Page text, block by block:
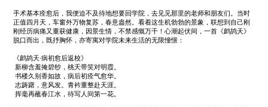
手术基本痊愈后，我便迫不及待地想要回学院，去见见那里的老师和朋友们。当时
正值四月天，车窗外万物复苏，春意盎然。看着这生机勃勃的景象，联想到自己刚
刚经历病痛又重获健康，因景生情，不禁感慨万千！心潮起伏间，一首《鹧鸪天》
脱口而出，既抒胸怀，亦寄寓对学院未来生活的无限憧憬：
《鹧鸪天·病初愈后返校》
新柳含羞掩碧纱，桃夭带笑对明霞。
书楼久别香如故，病后初痊气愈华。
志踌躇，意风发。青衿重整赴天涯。
挥毫再蘸春江水，待写人间第一花。